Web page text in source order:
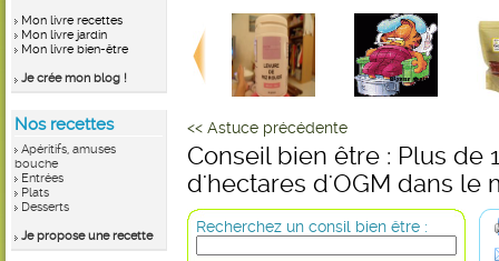
Mon livre recettes
Mon livre jardin
Mon livre bien-être
Je crée mon blog !
Nos recettes
Apéritifs, amuses
bouche
Entrées
Plats
Desserts
Je propose une recette
<< Astuce précédente
Conseil bien être : Plus de
d'hectares d'OGM dans le
Recherchez un consil bien être :